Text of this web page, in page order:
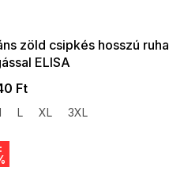
zöld csipkés hosszú ruha
ELISA
Ft
L XL 3XL